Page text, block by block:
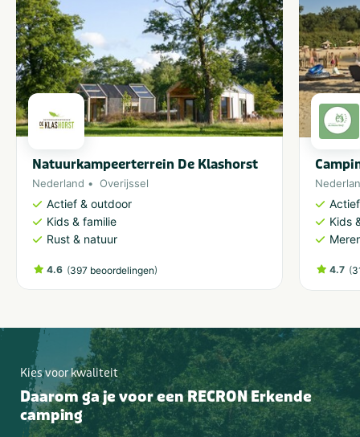
Natuurkampeerterrein De Klashorst
Nederland Overijssel
Actief & outdoor
Kids & familie
Rust & natuur
4.6 (397 beoordelingen)
Kids
4.7 (
Kies voor kwaliteit
Daarom ga je voor een RECRON Erkende
camping